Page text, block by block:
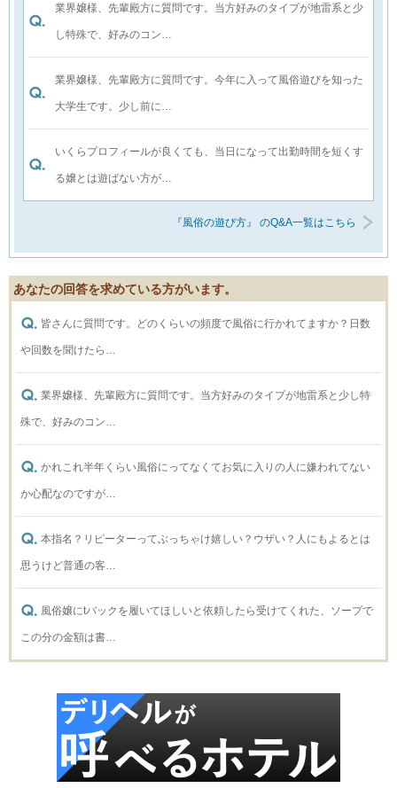
業界嬢様、先輩殿方に質問です。当方好みのタイプが地雷系と少
し特殊で、好みのコン…
業界嬢様、先輩殿方に質問です。今年に入って風俗遊びを知った
大学生です。少し前に…
いくらプロフィールが良くても、当日になって出勤時間を短くす
る嬢とは遊ばない方が…
『風俗の遊び方』 のQ&A一覧はこちら
あなたの回答を求めている方がいます。
皆さんに質問です。どのくらいの頻度で風俗に行かれてますか？日数
や回数を聞けたら…
業界嬢様、先輩殿方に質問です。当方好みのタイプが地雷系と少し特
殊で、好みのコン…
かれこれ半年くらい風俗にってなくてお気に入りの人に嫌われてない
か心配なのですが…
本指名？リピーターってぶっちゃけ嬉しい？ウザい？人にもよるとは
思うけど普通の客…
風俗嬢にtバックを履いてほしいと依頼したら受けてくれた、ソープで
この分の金額は書…